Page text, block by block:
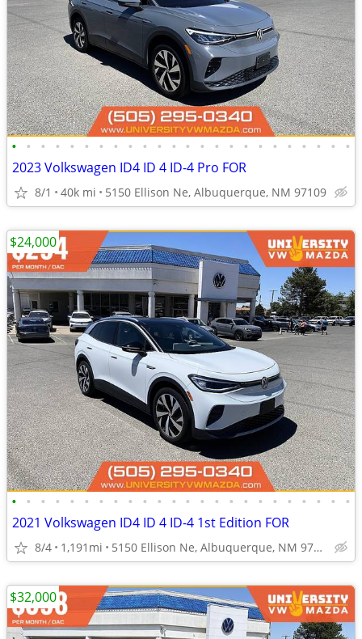
• • • • • • • • • • • • • • • • • • • • • • • •
2023 Volkswagen ID4 ID 4 ID-4 Pro FOR
8/1 40k mi 5150 Ellison Ne, Albuquerque, NM 97109
• • • • • • • • • • • • • • • • • • • • • • • •
2021 Volkswagen ID4 ID 4 ID-4 1st Edition FOR
8/4 1,191mi 5150 Ellison Ne, Albuquerque, NM 97109
$24,000
$32,000